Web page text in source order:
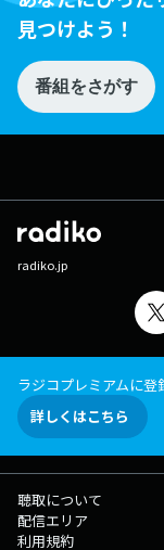
見つけよう！
番組をさがす
radiko.jp
ラジコプレミアムに
詳しくはこちら
聴取について
配信エリア
利用規約